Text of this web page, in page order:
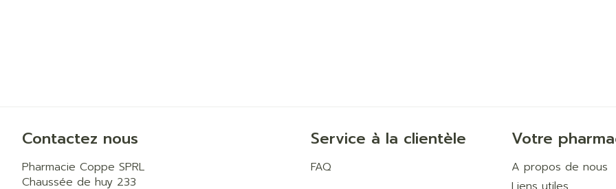
Contactez nous
Pharmacie Coppe SPRL
Chaussée de huy 233
Service à la clientèle
FAQ
Votre
A propos de nous